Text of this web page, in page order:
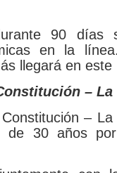
90 días
en la
llegará en este
– La
–
de 30 años